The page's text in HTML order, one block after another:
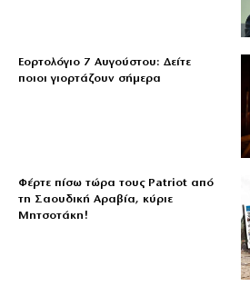
Εορτολόγιο 7 Αυγούστου: Δείτε
ποιοι γιορτάζουν σήμερα
Φέρτε πίσω τώρα τους Patriot από
τη Σαουδική Αραβία, κύριε
Μητσοτάκη!